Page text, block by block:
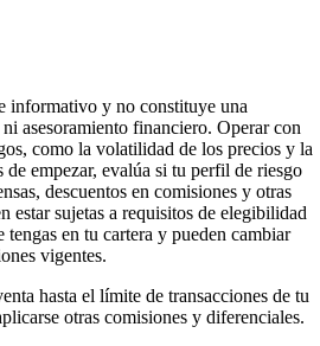
informativo y no constituye una
asesoramiento financiero. Operar con
como la volatilidad de los precios y la
empezar, evalúa si tu perfil de riesgo
descuentos en comisiones y otras
estar sujetas a requisitos de elegibilidad
tengas en tu cartera y pueden cambiar
vigentes.
hasta el límite de transacciones de tu
otras comisiones y diferenciales.